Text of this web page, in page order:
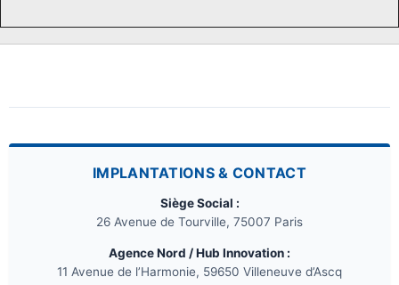
IMPLANTATIONS & CONTACT
Siège Social :
26 Avenue de Tourville, 75007 Paris
Agence Nord / Hub Innovation :
11 Avenue de l’Harmonie, 59650 Villeneuve d’Ascq